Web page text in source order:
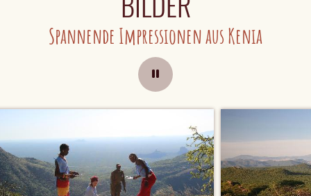
Spannende Impressionen aus Kenia